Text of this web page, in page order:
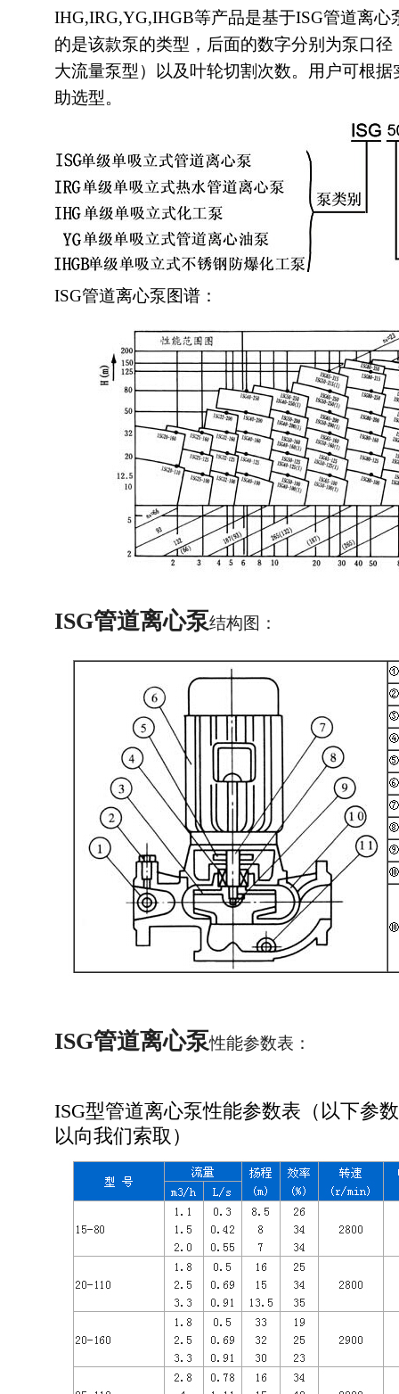
IHG,IRG,YG,IHGB等产品是基于ISG管道离
的是该款泵的类型，后面的数字分别为泵口
大流量泵型）以及叶轮切割次数。用户可根
助选型。
ISG管道离心泵图谱：
ISG管道离心泵结构图：
ISG管道离心泵性能参数表：
ISG型管道离心泵性能参数表（以下参
以向我们索取）